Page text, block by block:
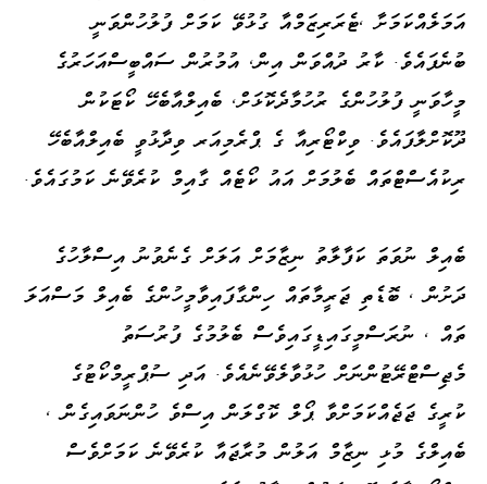
އަމަލެއްކަމަށާ ،ޓެރަރިޒަމްއާ ގުޅުވޭ ކަމަށް ފުލުހުންވަނީ
ބުނެފައެވެ. ކާރު ދުއްވަން އިން، އުމުރުން ސައްބީސްއަހަރުގެ
މީހާވަނީ ފުލުހުންގެ ރުހުމާދެކޮޅަށް، ބެއިލްއާބެހޭ ކޯޓަކުން
ދޫކޮށްލާފައެވެ. ވިކްޓޯރިއާ ގެ ޕްރެމިއަރ ވިދާޅުވީ ބެއިލްއާބެހޭ
ރިކުއެސްޓްތައް ބެލުމަށް އައު ކޯޓެއް ގާއިމް ކުރެވޭނެ ކަމުގައެވެ.
ބެއިލް ނުވަތަ ކަފާލާތު ނިޒާމަށް އަލަށް ގެނެވުނު އިސްލާހުގެ
ދަށުން ، ބޮޑެތި ޖަރީމާތައް ހިންގާފައިވާމީހުންގެ ބެއިލް މަސްއަލަ
ތައް ، ނުރަސްމީގައިޑީގައިވެސް ބެލުމުގެ ފުރުސަތު
މެޖިސްޓްރޭޓުންނަށް ހުޅުވާލެވޭނެއެވެ. އަދި ސުޕްރީމްކޯޓުގެ
ކުރީގެ ޖަޖެއްކަމަށްވާ ޕޯލް ކޮގްލަން އިސްވެ ހުންނަވައިގެން ،
ބެއިލްގެ މުޅި ނިޒާމް އަލުން މުރާޖައާ ކުރެވޭނެ ކަމަށްވެސް